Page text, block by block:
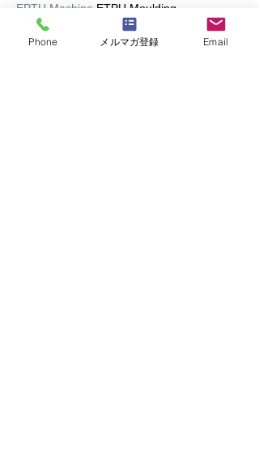
EPTU Machine ETPU Moulding…
EPTU Machine
ETPU Moulding…
EPTU Machine
ETPU Moulding…
Phone メルマガ登録 Email